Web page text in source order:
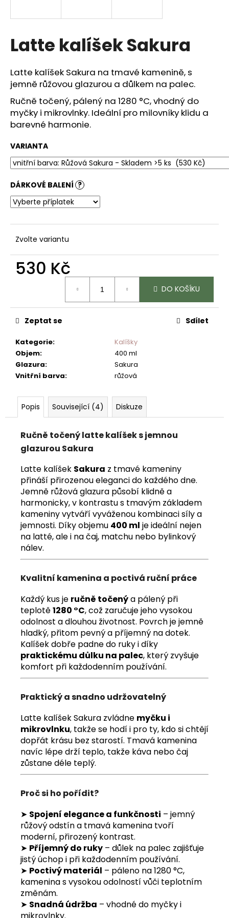
Latte kalíšek Sakura
Latte kalíšek Sakura na tmavé kamenině, s
jemně růžovou glazurou a důlkem na palec.
Ručně točený, pálený na 1280 °C, vhodný do
myčky i mikrovlnky. Ideální pro milovníky klidu a
barevné harmonie.
VARIANTA
DÁRKOVÉ BALENÍ ?
Zvolte variantu
530 Kč
DO KOŠÍKU
Kategorie:
Kalíšky
Objem:
400 ml
Glazura:
Sakura
Vnitřní barva: růžová
Zeptat se Sdílet
Popis Související (4) Diskuze
Ručně točený latte kalíšek s jemnou
glazurou Sakura
Latte kalíšek Sakura z tmavé kameniny
přináší přirozenou eleganci do každého dne.
Jemně růžová glazura působí klidně a
harmonicky, v kontrastu s tmavým základem
kameniny vytváří vyváženou kombinaci síly a
jemnosti. Díky objemu 400 ml je ideální nejen
na latté, ale i na čaj, matchu nebo bylinkový
nálev.
Kvalitní kamenina a poctivá ruční práce
Každý kus je ručně točenýa pálený při
teplotě1280 °C, což zaručuje jeho vysokou
odolnost a dlouhou životnost. Povrch je jemně
hladký, přitom pevný a příjemný na dotek.
Kalíšek dobře padne do ruky i díky
praktickému důlku na palec, který zvyšuje
komfort při každodenním používání.
Praktický a snadno udržovatelný
Latte kalíšek Sakura zvládne myčku i
mikrovlnku, takže se hodí i pro ty, kdo si chtějí
dopřát krásu bez starostí. Tmavá kamenina
navíc lépe drží teplo, takže káva nebo čaj
zůstane déle teplý.
Proč si ho pořídit?
➤ Spojení elegance a funkčnosti – jemný
růžový odstín a tmavá kamenina tvoří
moderní, přirozený kontrast.
➤ Příjemný do ruky – důlek na palec zajišťuje
jistý úchop i při každodenním používání.
➤ Poctivý materiál – páleno na 1280 °C,
kamenina s vysokou odolností vůči teplotním
změnám.
➤ Snadná údržba – vhodné do myčky i
mikrovlnky.
í
t
?
HLEDAT
D
p
o
r
u
j
m